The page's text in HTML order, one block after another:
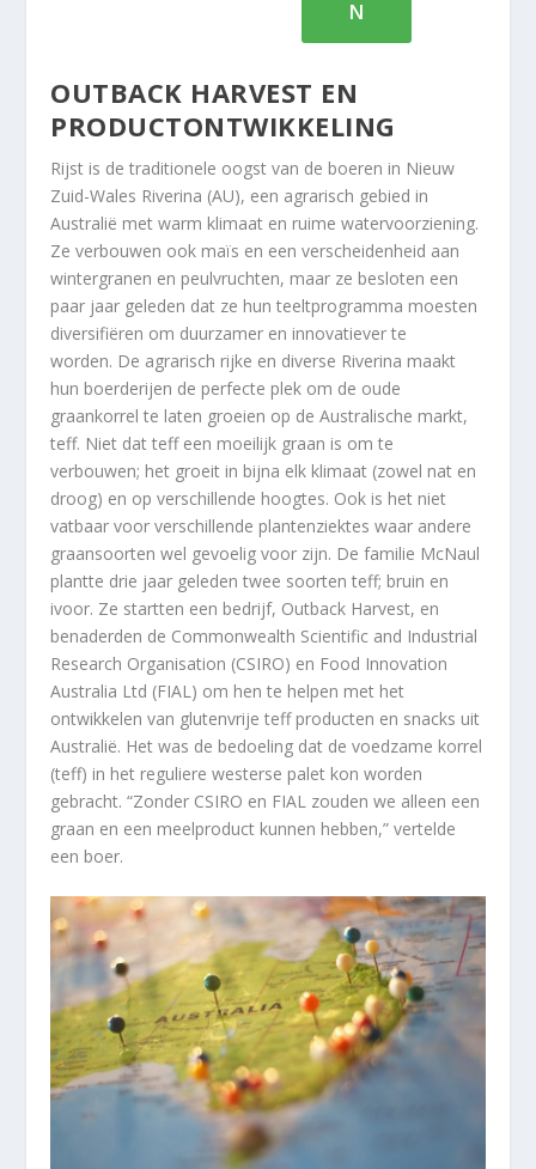
N
OUTBACK HARVEST EN
PRODUCTONTWIKKELING
Rijst is de traditionele oogst van de boeren in Nieuw
Zuid-Wales Riverina (AU), een agrarisch gebied in
Australië met warm klimaat en ruime watervoorziening.
Ze verbouwen ook maïs en een verscheidenheid aan
wintergranen en peulvruchten, maar ze besloten een
paar jaar geleden dat ze hun teeltprogramma moesten
diversifiëren om duurzamer en innovatiever te
worden. De agrarisch rijke en diverse Riverina maakt
hun boerderijen de perfecte plek om de oude
graankorrel te laten groeien op de Australische markt,
teff. Niet dat teff een moeilijk graan is om te
verbouwen; het groeit in bijna elk klimaat (zowel nat en
droog) en op verschillende hoogtes. Ook is het niet
vatbaar voor verschillende plantenziektes waar andere
graansoorten wel gevoelig voor zijn. De familie McNaul
plantte drie jaar geleden twee soorten teff; bruin en
ivoor. Ze startten een bedrijf, Outback Harvest, en
benaderden de Commonwealth Scientific and Industrial
Research Organisation (CSIRO) en Food Innovation
Australia Ltd (FIAL) om hen te helpen met het
ontwikkelen van glutenvrije teff producten en snacks uit
Australië. Het was de bedoeling dat de voedzame korrel
(teff) in het reguliere westerse palet kon worden
gebracht. “Zonder CSIRO en FIAL zouden we alleen een
graan en een meelproduct kunnen hebben,” vertelde
een boer.